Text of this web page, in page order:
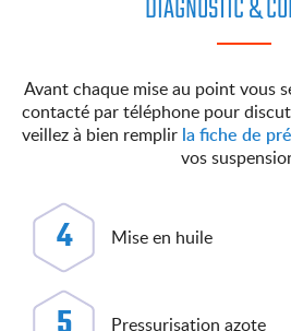
DIAGNOSTIC &
Avant chaque mise au point vous
contacté par téléphone pour
veillez à bien remplir la fiche de
vos
4 Mise en huile
Pressurisation azote